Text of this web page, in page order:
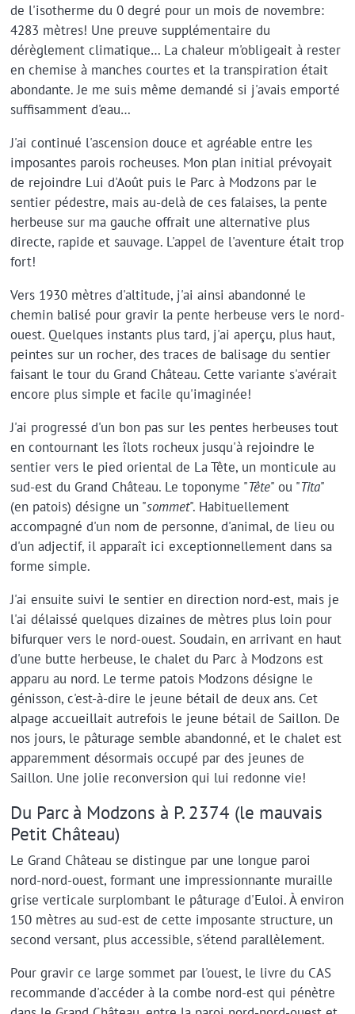
de l'isotherme du 0 degré pour un mois de novembre:
4283 mètres! Une preuve supplémentaire du
dérèglement climatique… La chaleur m'obligeait à rester
en chemise à manches courtes et la transpiration était
abondante. Je me suis même demandé si j'avais emporté
suffisamment d'eau…
J'ai continué l'ascension douce et agréable entre les
imposantes parois rocheuses. Mon plan initial prévoyait
de rejoindre Lui d'Août puis le Parc à Modzons par le
sentier pédestre, mais au-delà de ces falaises, la pente
herbeuse sur ma gauche offrait une alternative plus
directe, rapide et sauvage. L'appel de l'aventure était trop
fort!
Vers 1930 mètres d'altitude, j'ai ainsi abandonné le
chemin balisé pour gravir la pente herbeuse vers le nord-
ouest. Quelques instants plus tard, j'ai aperçu, plus haut,
peintes sur un rocher, des traces de balisage du sentier
faisant le tour du Grand Château. Cette variante s'avérait
encore plus simple et facile qu'imaginée!
J'ai progressé d'un bon pas sur les pentes herbeuses tout
en contournant les îlots rocheux jusqu'à rejoindre le
sentier vers le pied oriental de La Tête, un monticule au
sud-est du Grand Château. Le toponyme "Tête" ou "Tita"
(en patois) désigne un "sommet". Habituellement
accompagné d'un nom de personne, d'animal, de lieu ou
d'un adjectif, il apparaît ici exceptionnellement dans sa
forme simple.
J'ai ensuite suivi le sentier en direction nord-est, mais je
l'ai délaissé quelques dizaines de mètres plus loin pour
bifurquer vers le nord-ouest. Soudain, en arrivant en haut
d'une butte herbeuse, le chalet du Parc à Modzons est
apparu au nord. Le terme patois Modzons désigne le
génisson, c'est-à-dire le jeune bétail de deux ans. Cet
alpage accueillait autrefois le jeune bétail de Saillon. De
nos jours, le pâturage semble abandonné, et le chalet est
apparemment désormais occupé par des jeunes de
Saillon. Une jolie reconversion qui lui redonne vie!
Du Parc à Modzons à P. 2374 (le mauvais
Petit Château)
Le Grand Château se distingue par une longue paroi
nord-nord-ouest, formant une impressionnante muraille
grise verticale surplombant le pâturage d'Euloi. À environ
150 mètres au sud-est de cette imposante structure, un
second versant, plus accessible, s'étend parallèlement.
Pour gravir ce large sommet par l'ouest, le livre du CAS
recommande d'accéder à la combe nord-est qui pénètre